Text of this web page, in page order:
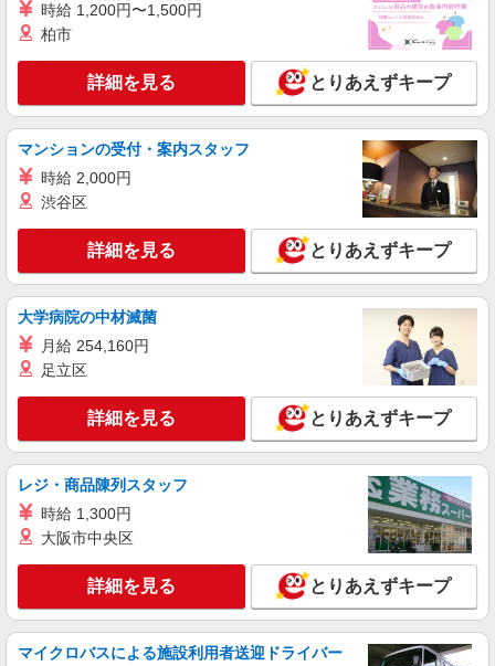
詳細を見る
株式会社kotrio /●FK-H-2051359
≪久留米市≫未経験・無資格から看護助手へ挑
戦！シフト相談OK♪
時給1450円〜2062円 ＜日払い有/週払い有/交
最寄り駅：西鉄久留米
キープ 詳細を見る
アルバイト パート 派遣社員
日研トータルソーシング株式会社 メディカルケア事業部/博多オフィ
ス【看護助手】
看護助手（ナースエイド）
時給1,300円 ★週払いOK（規定あり） ※給与
幅は経験・能力による
福岡県久留米市 【最寄駅】田主丸駅
キープ 詳細を見る
派遣社員
日研トータルソーシング株式会社 メディカルケア事業部/博多オフィ
ス【看護助手】
看護助手（病院）
時給1,280円〜 初回更新時：時給1,400円
時給 1,200円〜1,500円
柏市
詳細を見る とりあえずキープ
マンションの受付・案内スタッフ
時給 2,000円
渋谷区
詳細を見る とりあえずキープ
大学病院の中材滅菌
月給 254,160円
足立区
詳細を見る とりあえずキープ
レジ・商品陳列スタッフ
時給 1,300円
大阪市中央区
詳細を見る とりあえずキープ
マイクロバスによる施設利用者送迎ドライバー